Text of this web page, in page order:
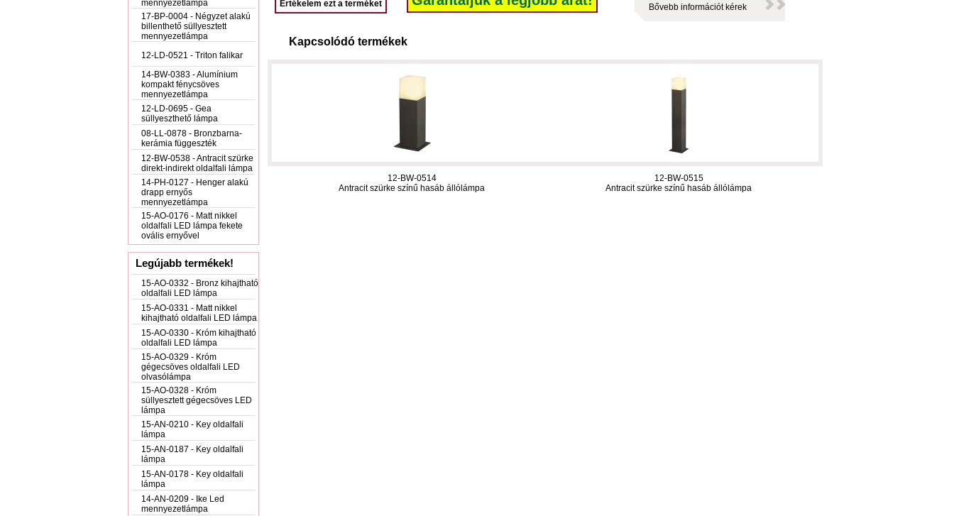
mennyezetlámpa
17-BP-0004 - Négyzet alakú
billenthető süllyesztett
mennyezetlámpa
12-LD-0521 - Triton falikar
14-BW-0383 - Alumínium
kompakt fénycsöves
mennyezetlámpa
12-LD-0695 - Gea
süllyeszthető lámpa
08-LL-0878 - Bronzbarna-
kerámia függeszték
12-BW-0538 - Antracit szürke
direkt-indirekt oldalfali lámpa
14-PH-0127 - Henger alakú
drapp ernyős
mennyezetlámpa
15-AO-0176 - Matt nikkel
oldalfali LED lámpa fekete
ovális ernyővel
Legújabb termékek!
15-AO-0332 - Bronz kihajtható
oldalfali LED lámpa
15-AO-0331 - Matt nikkel
kihajtható oldalfali LED lámpa
15-AO-0330 - Króm kihajtható
oldalfali LED lámpa
15-AO-0329 - Króm
gégecsöves oldalfali LED
olvasólámpa
15-AO-0328 - Króm
süllyesztett gégecsöves LED
lámpa
15-AN-0210 - Key oldalfali
lámpa
15-AN-0187 - Key oldalfali
lámpa
15-AN-0178 - Key oldalfali
lámpa
14-AN-0209 - Ike Led
mennyezetlámpa
Értékelem ezt a terméket Bővebb információt kérek
Kapcsolódó termékek
12-BW-0514
Antracit szürke színű hasáb állólámpa
12-BW-0515
Antracit szürke színű hasáb állólámpa